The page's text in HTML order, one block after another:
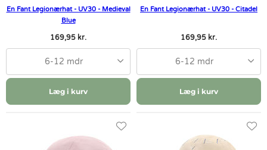
En Fant Legionærhat - UV30 - Medieval
Blue
169,95 kr.
6-12 mdr
Læg i kurv
En Fant Legionærhat - UV30 - Citadel
169,95 kr.
6-12 mdr
Læg i kurv